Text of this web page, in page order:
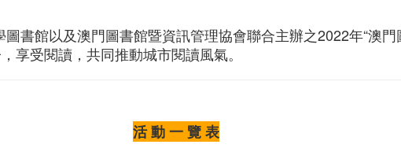
書館以及澳門圖書館暨資訊管理協會聯合主辦之2022年“澳
享受閱讀，共同推動城市閱讀風氣。
活 動 一 覽 表